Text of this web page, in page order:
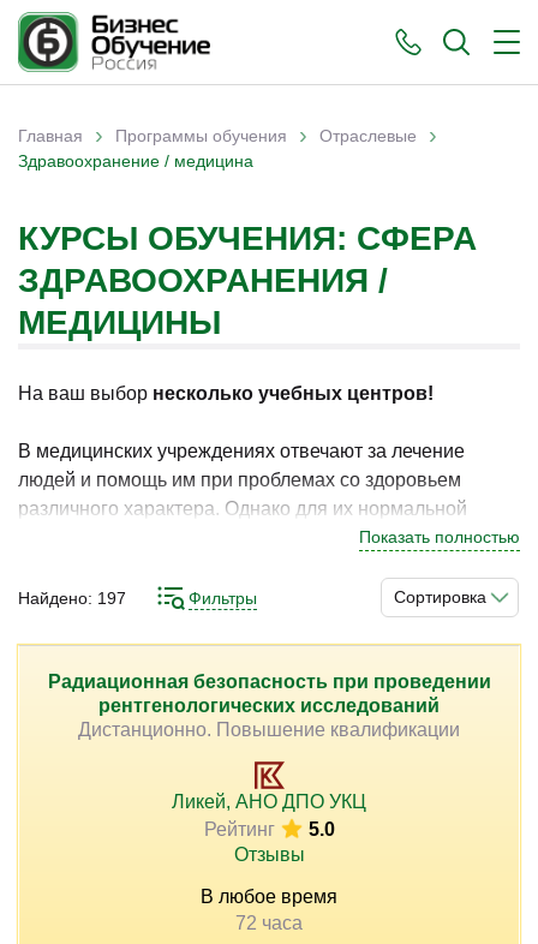
Вы здесь
Главная › Программы обучения › Отраслевые ›
Здравоохранение / медицина
КУРСЫ ОБУЧЕНИЯ: СФЕРА
ЗДРАВООХРАНЕНИЯ /
МЕДИЦИНЫ
На ваш выбор несколько учебных центров!
В медицинских учреждениях отвечают за лечение
людей и помощь им при проблемах со здоровьем
различного характера. Однако для их нормальной
работы важно грамотное управление представленным
имеет значение, идёт речь о государственном
учреждении или частном. Сама такая деятельность
требует отдельной подготовки и компетенций именно в
области руководства. Возможным вариантом их
получения являются профильные образовательные
курсы. С их помощью вы существенно расширите свои
теоретические знания и практические навыки.
Показать полностью
Сортировка
Найдено: 197 Фильтры
Радиационная безопасность при проведении
рентгенологических исследований
Дистанционно. Повышение квалификации
Ликей, АНО ДПО УКЦ
Рейтинг
5.0
Отзывы
В любое время
72 часа